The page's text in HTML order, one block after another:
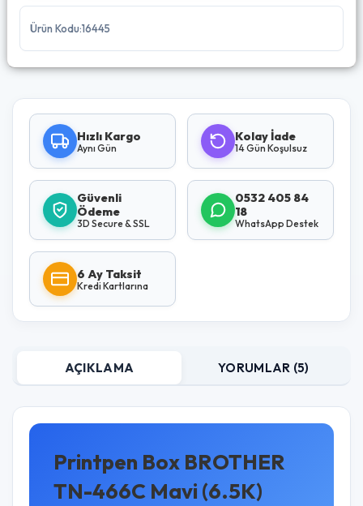
Ürün Kodu:16445
Hızlı Kargo
Aynı Gün
Kolay İade
14 Gün Koşulsuz
Güvenli
Ödeme
3D Secure & SSL
0532 405 84
18
WhatsApp Destek
6 Ay Taksit
Kredi Kartlarına
AÇIKLAMA YORUMLAR (5)
Printpen Box BROTHER
TN-466C Mavi (6.5K)